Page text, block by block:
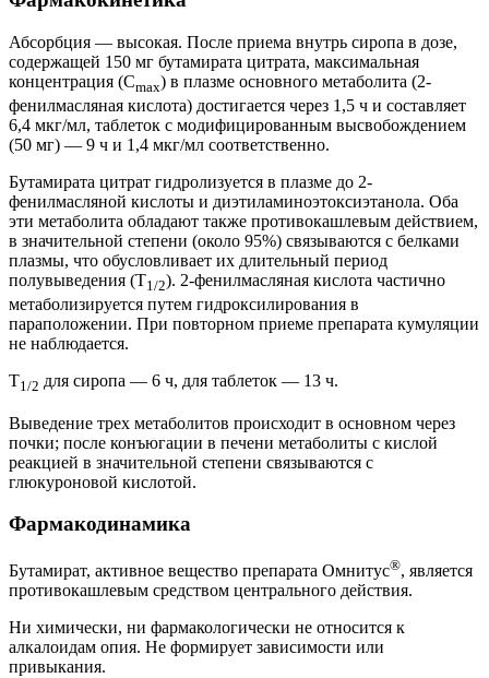
Абсорбция — высокая. После приема внутрь сиропа в дозе,
содержащей 150 мг бутамирата цитрата, максимальная
концентрация (Cmax) в плазме основного метаболита (2-
фенилмасляная кислота) достигается через 1,5 ч и составляет
6,4 мкг/мл, таблеток с модифицированным высвобождением
(50 мг) — 9 ч и 1,4 мкг/мл соответственно.
Бутамирата цитрат гидролизуется в плазме до 2-
фенилмасляной кислоты и диэтиламиноэтоксиэтанола. Оба
эти метаболита обладают также противокашлевым действием,
в значительной степени (около 95%) связываются с белками
плазмы, что обусловливает их длительный период
полувыведения (T1/2). 2-фенилмасляная кислота частично
метаболизируется путем гидроксилирования в
параположении. При повторном приеме препарата кумуляции
не наблюдается.
T1/2 для сиропа — 6 ч, для таблеток — 13 ч.
Выведение трех метаболитов происходит в основном через
почки; после конъюгации в печени метаболиты с кислой
реакцией в значительной степени связываются с
глюкуроновой кислотой.
Фармакодинамика
Бутамират, активное вещество препарата Омнитус®, является
противокашлевым средством центрального действия.
Ни химически, ни фармакологически не относится к
алкалоидам опия. Не формирует зависимости или
привыкания.